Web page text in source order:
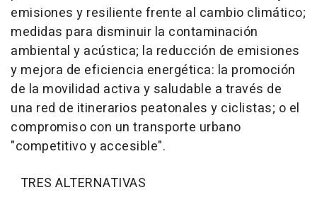
emisiones y resiliente frente al cambio climático;
medidas para disminuir la contaminación
ambiental y acústica; la reducción de emisiones
y mejora de eficiencia energética: la promoción
de la movilidad activa y saludable a través de
una red de itinerarios peatonales y ciclistas; o el
compromiso con un transporte urbano
"competitivo y accesible".
TRES ALTERNATIVAS